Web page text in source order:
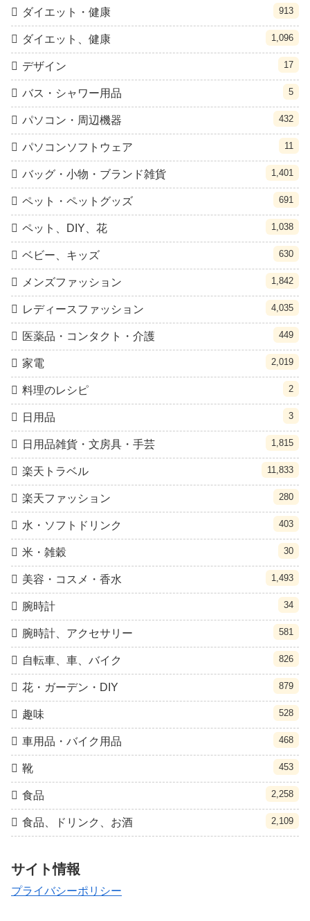
ダイエット・健康 913
ダイエット、健康 1,096
デザイン 17
バス・シャワー用品 5
パソコン・周辺機器 432
パソコンソフトウェア 11
バッグ・小物・ブランド雑貨 1,401
ペット・ペットグッズ 691
ペット、DIY、花 1,038
ベビー、キッズ 630
メンズファッション 1,842
レディースファッション 4,035
医薬品・コンタクト・介護 449
家電 2,019
料理のレシピ 2
日用品 3
日用品雑貨・文房具・手芸 1,815
楽天トラベル 11,833
楽天ファッション 280
水・ソフトドリンク 403
米・雑穀 30
美容・コスメ・香水 1,493
腕時計 34
腕時計、アクセサリー 581
自転車、車、バイク 826
花・ガーデン・DIY 879
趣味 528
車用品・バイク用品 468
靴 453
食品 2,258
食品、ドリンク、お酒 2,109
サイト情報
プライバシーポリシー